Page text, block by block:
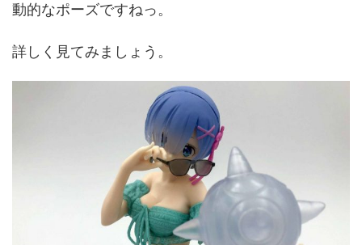
動的なポーズですねっ。
詳しく見てみましょう。